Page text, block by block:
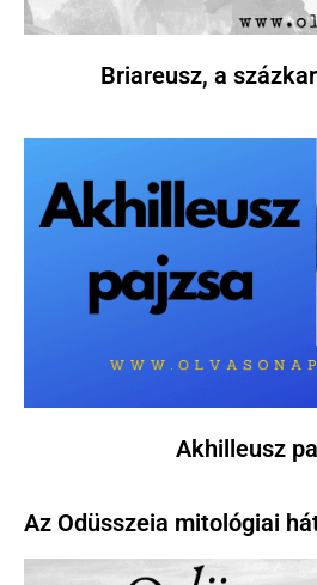
Briareusz, a
Akhilleusz
Az Odüsszeia mitológiai